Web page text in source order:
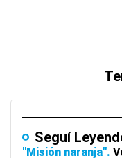
Seguí
"Misión naranja"